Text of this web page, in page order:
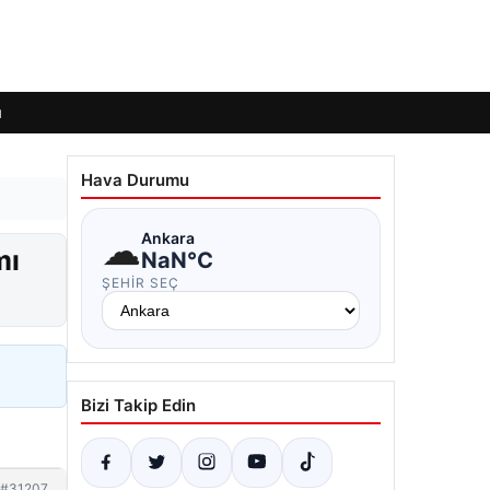
Hava Durumu
☁Ankara
NaN°C
ŞEHIR SEÇ
Bizi Takip Edin